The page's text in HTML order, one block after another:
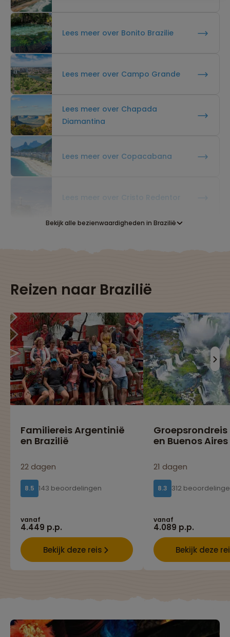
Lees meer over Bonito Brazilie
Lees meer over Campo Grande
Lees meer over Chapada
Diamantina
Lees meer over Copacabana
Lees meer over Cristo Redentor
Lees meer over Ilha Grande
Lees meer over Ipanema Beach
Lees meer over Lapa
Lees meer over Manaus
Lees meer over Maracanã
Lees meer over Pantanal
Bekijk alle bezienwaardigheden in Brazilië
Reizen naar Brazilië
Familiereis Argentinië
en Brazilië
22 dagen
8.5 143 beoordelingen
vanaf
4.449 p.p.
Bekijk deze reis
Groepsrondreis
en Buenos Aires
21 dagen
8.3 312
vanaf
4.089 p.p.
Bekijk deze